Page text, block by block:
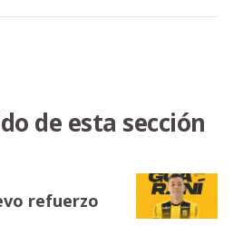
de esta sección
refuerzo